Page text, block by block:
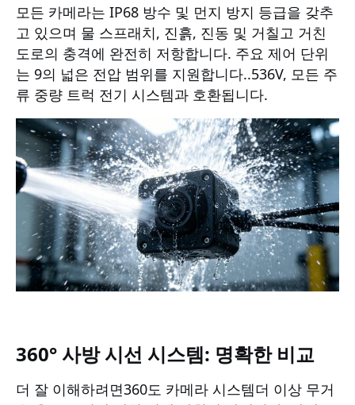
모든 카메라는 IP68 방수 및 먼지 방지 등급을 갖추
고 있으며 물 스프래치, 진흙, 진동 및 거칠고 거친
도로의 충격에 완전히 저항합니다. 주요 제어 단위
는 9의 넓은 전압 범위를 지원합니다..536V, 모든 주
류 중량 트럭 전기 시스템과 호환됩니다.
360° 사방 시선 시스템: 명확한 비교
더 잘 이해하려면360도 카메라 시스템더 이상 무거